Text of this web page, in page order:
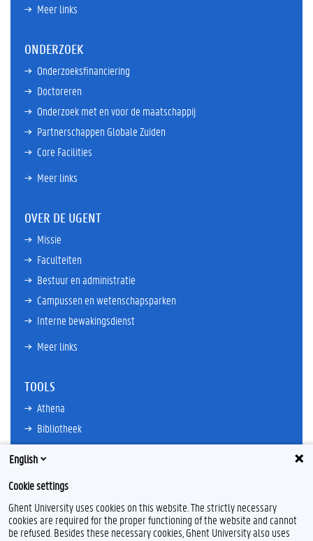
Meer links
ONDERZOEK
Onderzoeksfinanciering
Doctoreren
Onderzoek met en voor de maatschappij
Partnerschappen Globale Zuiden
Core Facilities
Meer links
OVER DE UGENT
Missie
Faculteiten
Bestuur en administratie
Campussen en wetenschapsparken
Interne bewakingsdienst
Meer links
TOOLS
Athena
Bibliotheek
TimeEdit
Ufora
Oasis
Research Explorer
English
Cookie settings
Ghent University uses cookies on this website. The strictly necessary
cookies are required for the proper functioning of the website and cannot
be refused. Besides these necessary cookies, Ghent University also uses